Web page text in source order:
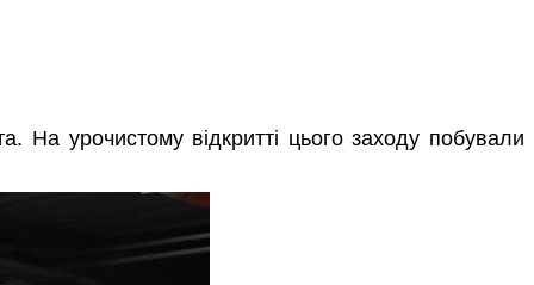
На урочистому відкритті цього заходу побували